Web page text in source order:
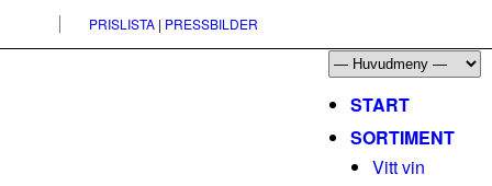
PRISLISTA | PRESSBILDER
START
SORTIMENT
Vitt vin